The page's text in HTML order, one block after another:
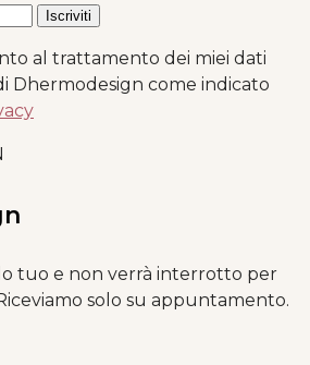
al trattamento dei miei dati
Dhermodesign come indicato
tuo e non verrà interrotto per
solo su appuntamento.